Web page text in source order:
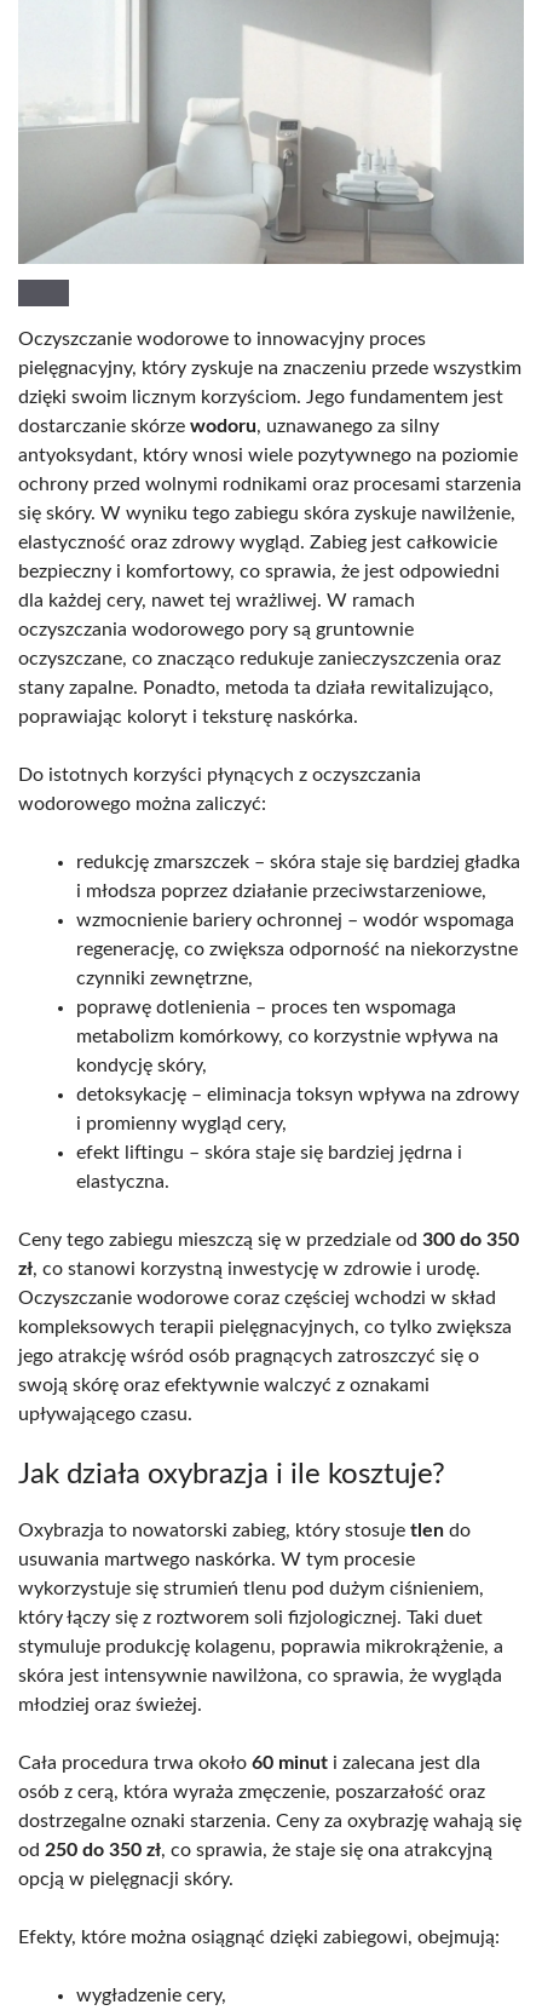
Oczyszczanie wodorowe to innowacyjny proces
pielęgnacyjny, który zyskuje na znaczeniu przede wszystkim
dzięki swoim licznym korzyściom. Jego fundamentem jest
dostarczanie skórze wodoru, uznawanego za silny
antyoksydant, który wnosi wiele pozytywnego na poziomie
ochrony przed wolnymi rodnikami oraz procesami starzenia
się skóry. W wyniku tego zabiegu skóra zyskuje nawilżenie,
elastyczność oraz zdrowy wygląd. Zabieg jest całkowicie
bezpieczny i komfortowy, co sprawia, że jest odpowiedni
dla każdej cery, nawet tej wrażliwej. W ramach
oczyszczania wodorowego pory są gruntownie
oczyszczane, co znacząco redukuje zanieczyszczenia oraz
stany zapalne. Ponadto, metoda ta działa rewitalizująco,
poprawiając koloryt i teksturę naskórka.
Do istotnych korzyści płynących z oczyszczania
wodorowego można zaliczyć:
redukcję zmarszczek – skóra staje się bardziej gładka
i młodsza poprzez działanie przeciwstarzeniowe,
wzmocnienie bariery ochronnej – wodór wspomaga
regenerację, co zwiększa odporność na niekorzystne
czynniki zewnętrzne,
poprawę dotlenienia – proces ten wspomaga
metabolizm komórkowy, co korzystnie wpływa na
kondycję skóry,
detoksykację – eliminacja toksyn wpływa na zdrowy
i promienny wygląd cery,
efekt liftingu – skóra staje się bardziej jędrna i
elastyczna.
Ceny tego zabiegu mieszczą się w przedziale od 300 do 350
zł, co stanowi korzystną inwestycję w zdrowie i urodę.
Oczyszczanie wodorowe coraz częściej wchodzi w skład
kompleksowych terapii pielęgnacyjnych, co tylko zwiększa
jego atrakcję wśród osób pragnących zatroszczyć się o
swoją skórę oraz efektywnie walczyć z oznakami
upływającego czasu.
Jak działa oxybrazja i ile kosztuje?
Oxybrazja to nowatorski zabieg, który stosuje tlen do
usuwania martwego naskórka. W tym procesie
wykorzystuje się strumień tlenu pod dużym ciśnieniem,
który łączy się z roztworem soli fizjologicznej. Taki duet
stymuluje produkcję kolagenu, poprawia mikrokrążenie, a
skóra jest intensywnie nawilżona, co sprawia, że wygląda
młodziej oraz świeżej.
Cała procedura trwa około 60 minut i zalecana jest dla
osób z cerą, która wyraża zmęczenie, poszarzałość oraz
dostrzegalne oznaki starzenia. Ceny za oxybrazję wahają się
od 250 do 350 zł, co sprawia, że staje się ona atrakcyjną
opcją w pielęgnacji skóry.
Efekty, które można osiągnąć dzięki zabiegowi, obejmują:
wygładzenie cery,